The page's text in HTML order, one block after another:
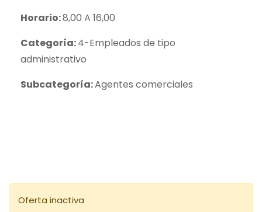
Horario:8,00 A 16,00
Categoría:4-Empleados de tipo
administrativo
Subcategoría:Agentes comerciales
Oferta inactiva